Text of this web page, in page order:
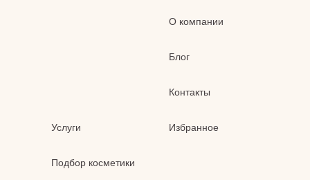
Услуги
Подбор косметики
О компании
Блог
Контакты
Избранное